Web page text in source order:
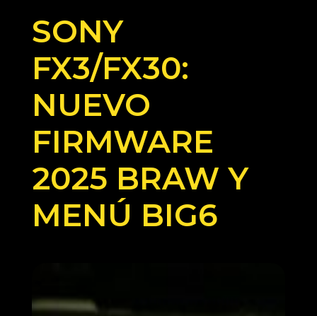
SONY
FX3/FX30:
NUEVO
FIRMWARE
2025 BRAW Y
MENÚ BIG6